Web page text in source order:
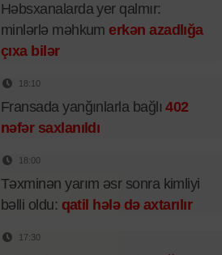
Həbsxanalarda yer qalmır:
minlərlə məhkum erkən azadlığa
çıxa bilər
18:10
Fransada yanğınlarla bağlı402
nəfər saxlanıldı
18:00
Təxminən yarım əsr sonra kimliyi
bəlli oldu: qatil hələ də axtarılır
17:30